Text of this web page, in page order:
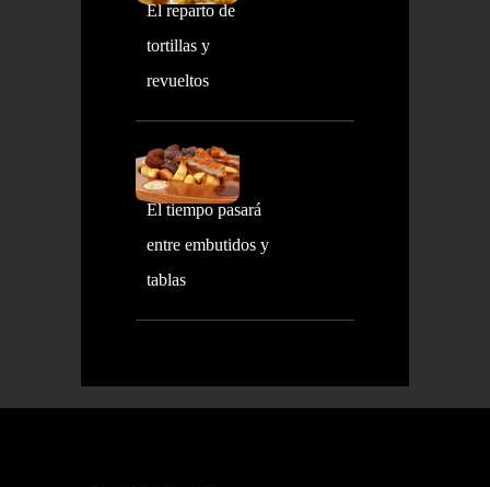
El reparto de
tortillas y
revueltos
El tiempo pasará
entre embutidos y
tablas